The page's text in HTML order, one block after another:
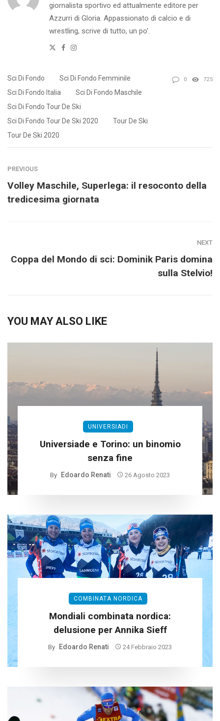
giornalista sportivo ed attualmente editore per
Azzurri di Gloria. Appassionato di calcio e di
wrestling, scrive di tutto, un po'.
Twitter
Facebook
Instagram
Sci Di Fondo
Sci Di Fondo Femminile
Sci Di Fondo Italia
Sci Di Fondo Maschile
Sci Di Fondo Tour De Ski
Sci Di Fondo Tour De Ski 2020
Tour De Ski
Tour De Ski 2020
0 725
PREVIOUS
Volley Maschile, Superlega: il resoconto della
tredicesima giornata
NEXT
Coppa del Mondo di sci: Dominik Paris domina
sulla Stelvio!
YOU MAY ALSO LIKE
UNIVERSIADI
Universiade e Torino: un binomio
senza fine
By Edoardo Renati 26 Agosto 2023
COMBINATA NORDICA
Mondiali combinata nordica:
delusione per Annika Sieff
By Edoardo Renati 24 Febbraio 2023